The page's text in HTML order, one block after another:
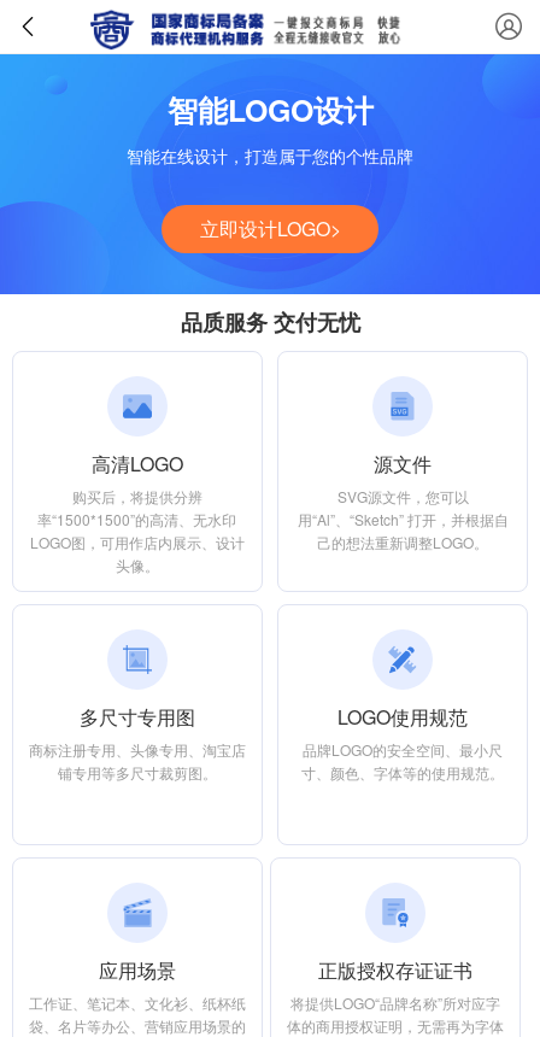
智能LOGO设计
智能在线设计，打造属于您的个性品牌
立即设计LOGO>
品质服务 交付无忧
高清LOGO
购买后，将提供分辨
率“1500*1500”的高清、无水印
LOGO图，可用作店内展示、设计
头像。
源文件
SVG源文件，您可以
用“Al”、“Sketch” 打开，并根据自
己的想法重新调整LOGO。
多尺寸专用图
商标注册专用、头像专用、淘宝店
铺专用等多尺寸裁剪图。
LOGO使用规范
品牌LOGO的安全空间、最小尺
寸、颜色、字体等的使用规范。
应用场景
工作证、笔记本、文化衫、纸杯纸
袋、名片等办公、营销应用场景的
正版授权存证证书
将提供LOGO“品牌名称”所对应字
体的商用授权证明，无需再为字体